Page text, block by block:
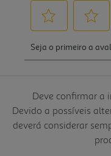
Deve confirmar a
Devido a possíveis
deverá considerar